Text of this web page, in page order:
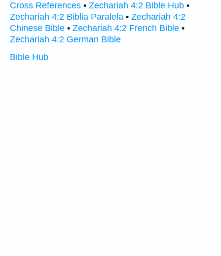
Cross References • Zechariah 4:2 Bible Hub •
Zechariah 4:2 Biblia Paralela • Zechariah 4:2
Chinese Bible • Zechariah 4:2 French Bible •
Zechariah 4:2 German Bible
Bible Hub